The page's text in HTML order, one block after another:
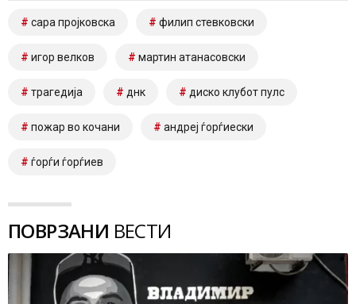
сара пројковска филип стевковски
игор велков мартин атанасовски
трагедија днк диско клубот пулс
пожар во кочани андреј ѓорѓиески
ѓорѓи ѓорѓиев
ПОВРЗАНИ ВЕСТИ